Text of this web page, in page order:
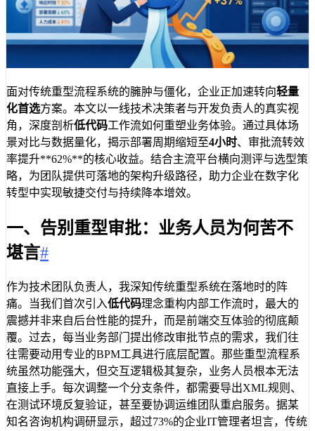
面对传统重型流程系统的臃肿与僵化，企业正加速转向轻量
化首选方案。本文以一线技术决策者与开发负责人的真实视
角，深度剖析低代码工作流如何重塑业务体验。通过具体场
景对比与数据量化，揭示部署周期缩短至4小时、审批流转效
率提升**62%**的核心收益。结合主流平台横向测评与选型策
略，为团队提供可落地的架构升级路径，助力企业在数字化
转型中实现敏捷交付与持续降本增效。
一、告别重型审批：业务人员为何苦不
堪言#
作为技术团队负责人，我深知传统重型系统在落地时的阵
痛。当我们首次引入低代码理念重构内部工作流时，最大的
震撼并非来自后台性能的提升，而是前端交互体验的彻底颠
覆。过去，每当业务部门提出修改审批节点的需求，我们往
往需要动用专业的BPM工具进行底层配置。那些重型流程系
统虽然功能强大，但交互逻辑极其复杂，业务人员根本无法
直接上手。每次调整一个分支条件，都需要导出XML规则、
在测试环境反复验证，甚至要协调运维团队重启服务。据某
知名咨询机构调研显示，超过73%的企业IT管理者坦言，传统